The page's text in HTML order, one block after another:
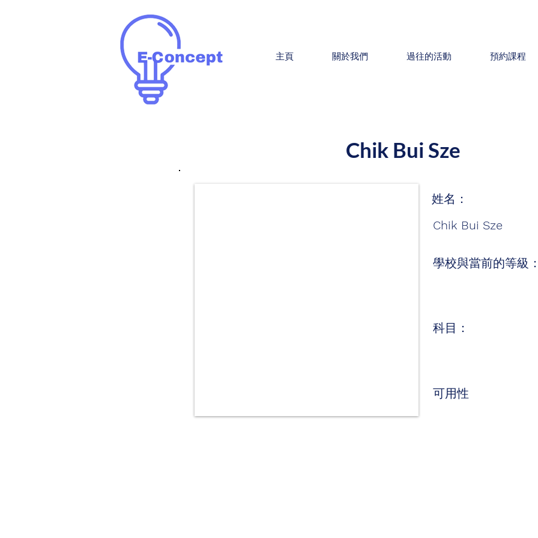
主頁 關於我們 過往的活動 預約課程
Chik Bui Sze
姓名：
Chik Bui Sze
學校與當前的等級：
科目：
可用性